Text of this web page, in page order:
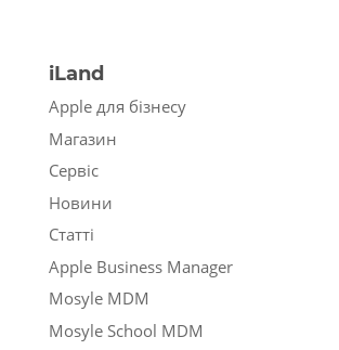
iLand
Apple для бізнесу
Магазин
Сервіс
Новини
Статті
Apple Business Manager
Mosyle MDM
Mosyle School MDM